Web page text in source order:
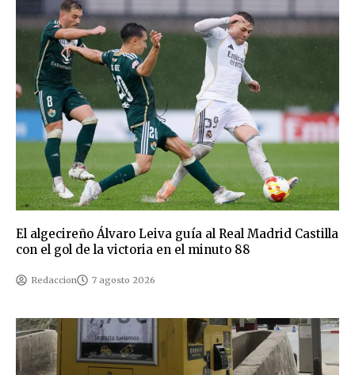
El algecireño Álvaro Leiva guía al Real Madrid Castilla
con el gol de la victoria en el minuto 88
Redaccion 7 agosto 2026